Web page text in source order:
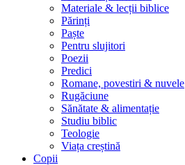
Materiale & lecții biblice
Părinți
Paște
Pentru slujitori
Poezii
Predici
Romane, povestiri & nuvele
Rugăciune
Sănătate & alimentație
Studiu biblic
Teologie
Viața creștină
Copii